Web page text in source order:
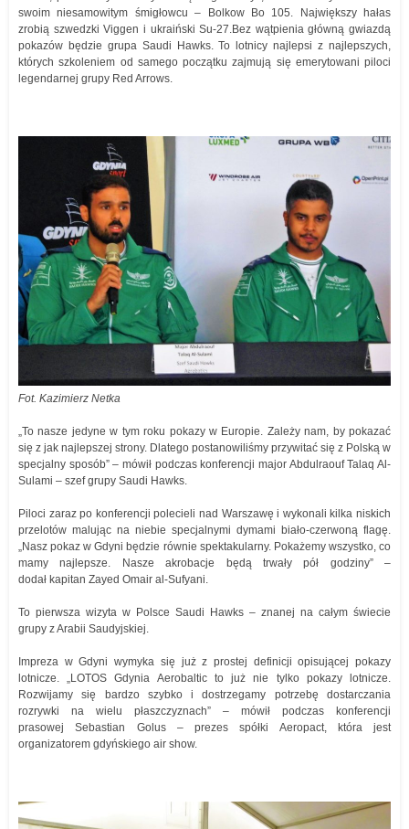
swoim niesamowitym śmigłowcu – Bolkow Bo 105. Największy hałas
zrobią szwedzki Viggen i ukraiński Su-27.Bez wątpienia główną gwiazdą
pokazów będzie grupa Saudi Hawks. To lotnicy najlepsi z najlepszych,
których szkoleniem od samego początku zajmują się emerytowani piloci
legendarnej grupy Red Arrows.
Fot. Kazimierz Netka
„To nasze jedyne w tym roku pokazy w Europie. Zależy nam, by pokazać
się z jak najlepszej strony. Dlatego postanowiliśmy przywitać się z Polską w
specjalny sposób” – mówił podczas konferencji major Abdulraouf Talaq Al-
Sulami – szef grupy Saudi Hawks.
Piloci zaraz po konferencji polecieli nad Warszawę i wykonali kilka niskich
przelotów malując na niebie specjalnymi dymami biało-czerwoną flagę.
„Nasz pokaz w Gdyni będzie równie spektakularny. Pokażemy wszystko, co
mamy najlepsze. Nasze akrobacje będą trwały pół godziny” –
dodał kapitan Zayed Omair al-Sufyani.
To pierwsza wizyta w Polsce Saudi Hawks – znanej na całym świecie
grupy z Arabii Saudyjskiej.
Impreza w Gdyni wymyka się już z prostej definicji opisującej pokazy
lotnicze. „LOTOS Gdynia Aerobaltic to już nie tylko pokazy lotnicze.
Rozwijamy się bardzo szybko i dostrzegamy potrzebę dostarczania
rozrywki na wielu płaszczyznach” – mówił podczas konferencji
prasowej Sebastian Golus – prezes spółki Aeropact, która jest
organizatorem gdyńskiego air show.